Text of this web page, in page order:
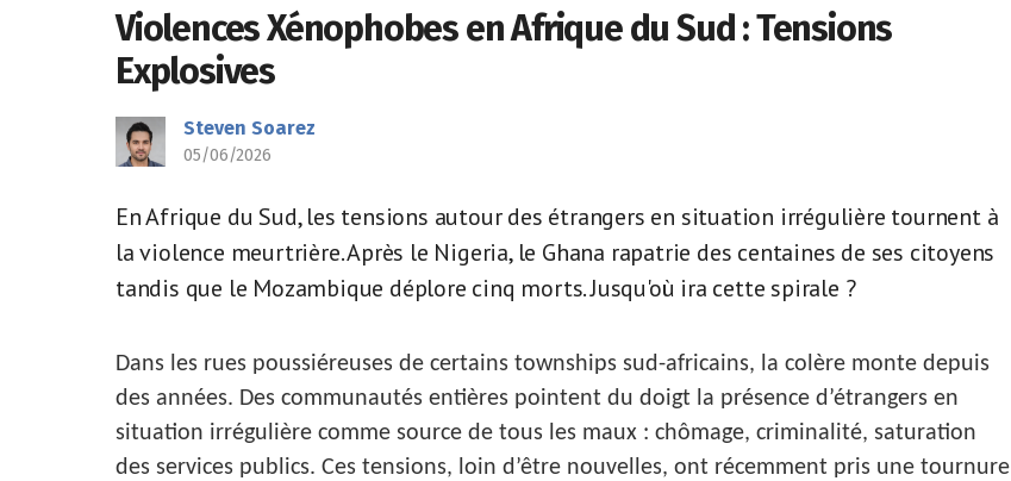
Violences Xénophobes en Afrique du Sud : Tensions
Explosives
Steven Soarez
05/06/2026
En Afrique du Sud, les tensions autour des étrangers en situation irrégulière tournent à
la violence meurtrière. Après le Nigeria, le Ghana rapatrie des centaines de ses citoyens
tandis que le Mozambique déplore cinq morts. Jusqu'où ira cette spirale ?
Dans les rues poussiéreuses de certains townships sud-africains, la colère monte depuis
des années. Des communautés entières pointent du doigt la présence d’étrangers en
situation irrégulière comme source de tous les maux : chômage, criminalité, saturation
des services publics. Ces tensions, loin d’être nouvelles, ont récemment pris une tournure